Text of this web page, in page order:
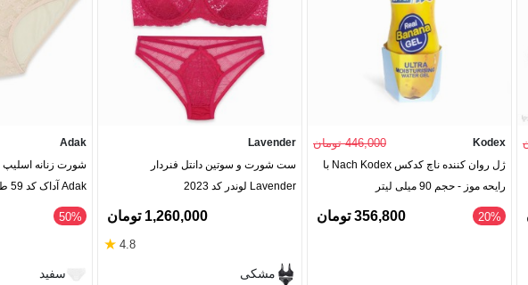
Kodex 446,000 تومان
ژل روان کننده ناچ کدکس Nach Kodex با
رایحه موز - حجم 90 میلی لیتر
‎20% 356,800 تومان
Lavender
ست شورت و سوتین دانتل فنردار
Lavender لوندر کد 2023
1,260,000 تومان
4.8
★
مشکی
Adak
شورت زنانه اسلیپ
Adak آداک کد 59 طرح گل ریز
‎50%
سفید